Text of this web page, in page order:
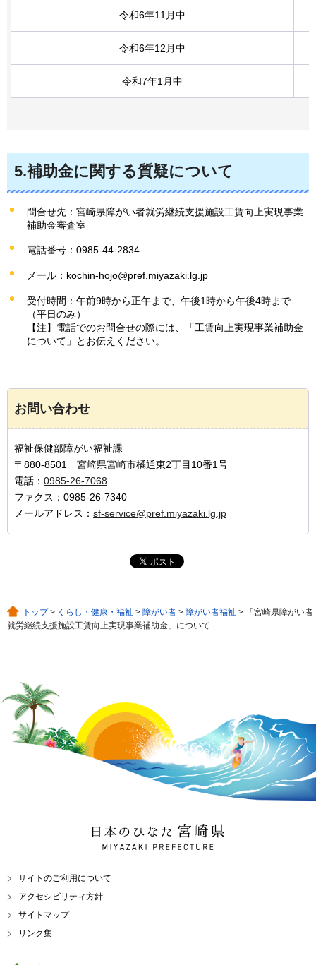
令和6年11月中
令和6年12月中
令和7年1月中
5.補助金に関する質疑について
問合せ先：宮崎県障がい者就労継続支援施設工賃向上実現事業
補助金審査室
電話番号：0985-44-2834
メール：kochin-hojo@pref.miyazaki.lg.jp
受付時間：午前9時から正午まで、午後1時から午後4時まで
（平日のみ）
【注】電話でのお問合せの際には、「工賃向上実現事業補助金
について」とお伝えください。
お問い合わせ
福祉保健部障がい福祉課
〒880-8501 宮崎県宮崎市橘通東2丁目10番1号
電話： 0985-26-7068
ファクス：0985-26-7340
メールアドレス： sf-service@pref.miyazaki.lg.jp
トップ> くらし・健康・福祉 > 障がい者 > 障がい者福祉 > 「宮崎県障がい者
就労継続支援施設工賃向上実現事業補助金」について
日本のひなた 宮崎県
MIYAZAKI PREFECTURE
サイトのご利用について
アクセシビリティ方針
サイトマップ
リンク集